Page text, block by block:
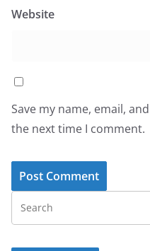
Website
Save my name, email,
the next time I comment.